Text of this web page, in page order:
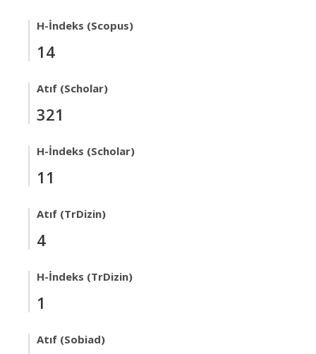
H-İndeks (Scopus)
14
Atıf (Scholar)
321
H-İndeks (Scholar)
11
Atıf (TrDizin)
4
H-İndeks (TrDizin)
1
Atıf (Sobiad)